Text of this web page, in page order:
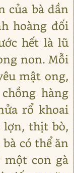
của bà dần
hoàng đối
hết là lũ
non. Mỗi
mật ong,
hàng
rổ khoai
lợn, thịt bò,
có thể ăn
một con gà